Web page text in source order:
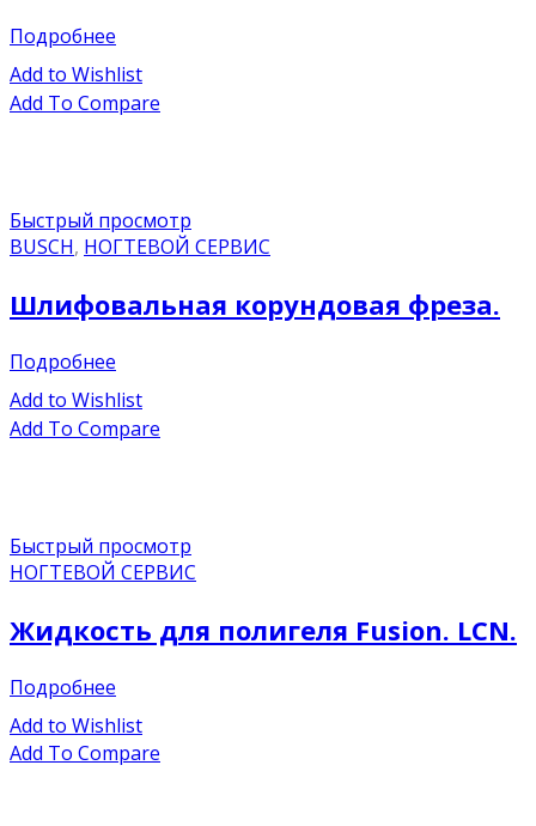
Подробнее
Add to Wishlist
Add To Compare
Быстрый просмотр
BUSCH, НОГТЕВОЙ СЕРВИС
Шлифовальная корундовая фреза.
Подробнее
Add to Wishlist
Add To Compare
Быстрый просмотр
НОГТЕВОЙ СЕРВИС
Жидкость для полигеля Fusion. LCN.
Подробнее
Add to Wishlist
Add To Compare